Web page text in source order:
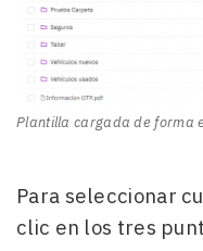
Plantilla cargada de forma
Para seleccionar
clic en los tres